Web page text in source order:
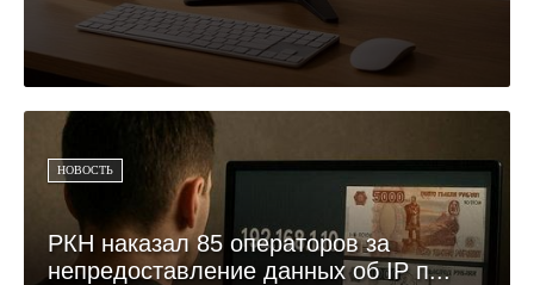
НОВОСТЬ
РКН наказал 85 операторов за
непредоставление данных об IP п...